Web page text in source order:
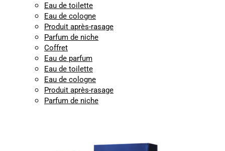
Eau de toilette
Eau de cologne
Produit après-rasage
Parfum de niche
Coffret
Eau de parfum
Eau de toilette
Eau de cologne
Produit après-rasage
Parfum de niche